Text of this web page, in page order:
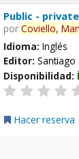
Public -
porCoviello,
Idioma:Inglés
Editor:Santiago
Disponibilidad:
Hacer reserva